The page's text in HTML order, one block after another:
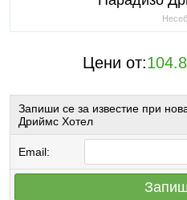
Цени от:
Запиши се за известие при
Дриймс Хотел
Email: